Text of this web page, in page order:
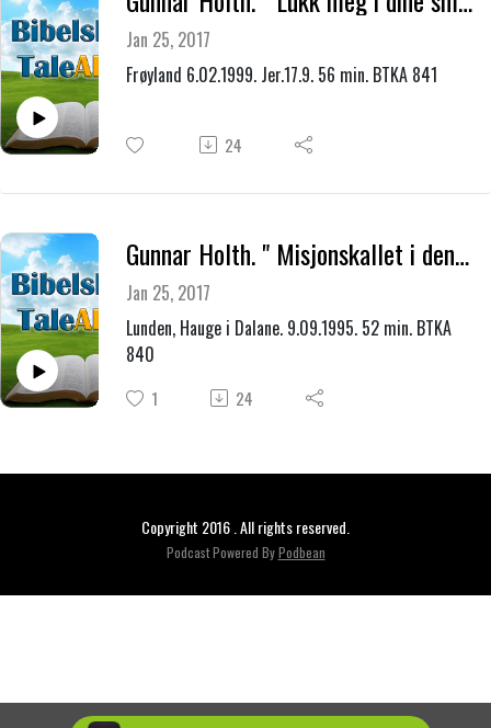
Jan 25, 2017
Frøyland 6.02.1999. Jer.17.9. 56 min. BTKA 841
24
Gunnar Holth. " Misjonskallet i den aktuelle åndssituasjonen "
Jan 25, 2017
Lunden, Hauge i Dalane. 9.09.1995. 52 min. BTKA
840
1 24
Copyright 2016 . All rights reserved.
Podcast Powered ByPodbean